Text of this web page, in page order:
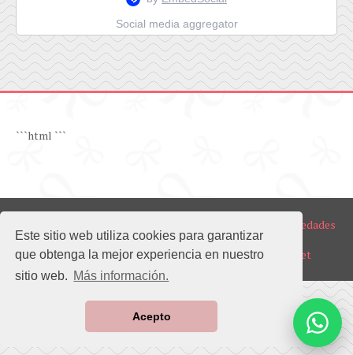
Este sitio web utiliza cookies para garantizar
que obtenga la mejor experiencia en nuestro
sitio web. Más información.
Acepto
Social media aggregator
```html ```
BOEL Realty | Venta y Alquiler de Propiedades
en Guayaquil Norte y Samborondón
Diseño del sitio web realizado porwww.ecuapromo.net